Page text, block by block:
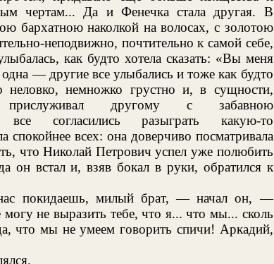
чертам... Да и Фенечка стала другая. В
бархатною наколкой на волосах, с золотою
неподвижно, почтительно к самой себе,
как будто хотела сказать: «Вы меня
— другие все улыбались и тоже как будто
неловко, немножко грустно и, в сущности,
другому с забавною
все согласились разыграть какую-то
всех: она доверчиво посматривала
что Николай Петрович успел уже полюбить
он встал и, взяв бокал в руки, обратился к
покидаешь, милый брат, — начал он, —
не выразить тебе, что я... что мы... сколь
что мы не умеем говорить спичи! Аркадий,